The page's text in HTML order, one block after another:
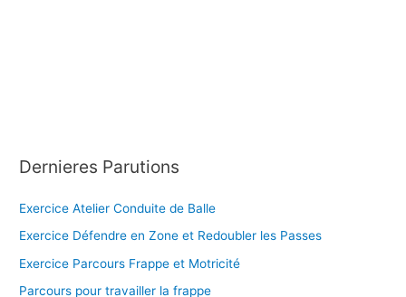
Dernieres Parutions
Exercice Atelier Conduite de Balle
Exercice Défendre en Zone et Redoubler les Passes
Exercice Parcours Frappe et Motricité
Parcours pour travailler la frappe